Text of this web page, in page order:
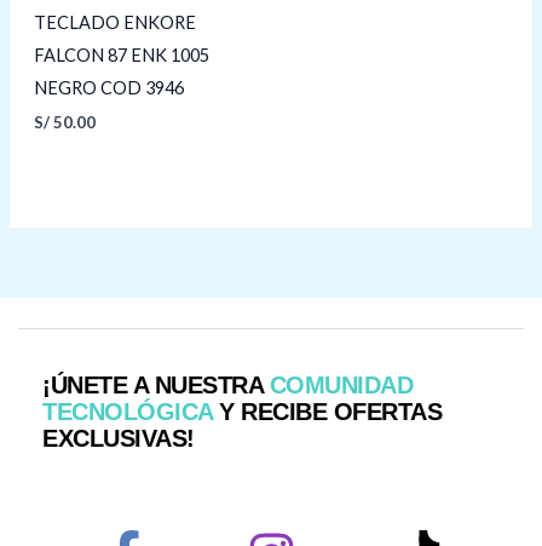
TECLADO ENKORE
FALCON 87 ENK 1005
NEGRO COD 3946
S/50.00
¡ÚNETE A NUESTRACOMUNIDAD
TECNOLÓGICAY RECIBE OFERTAS
EXCLUSIVAS!